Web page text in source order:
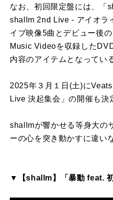
なお、初回限定盤には、
shallm 2nd Live - アイオラ
イブ映像5曲とデビュー後
Music Videoを収録した
内容のアイテムとなってい
2025年３月１日(土)に
Live 決起集会」の開催も決
shallmが響かせる等身大の
ーの心を突き動かすに違い
▼【shallm】「暴動 feat.